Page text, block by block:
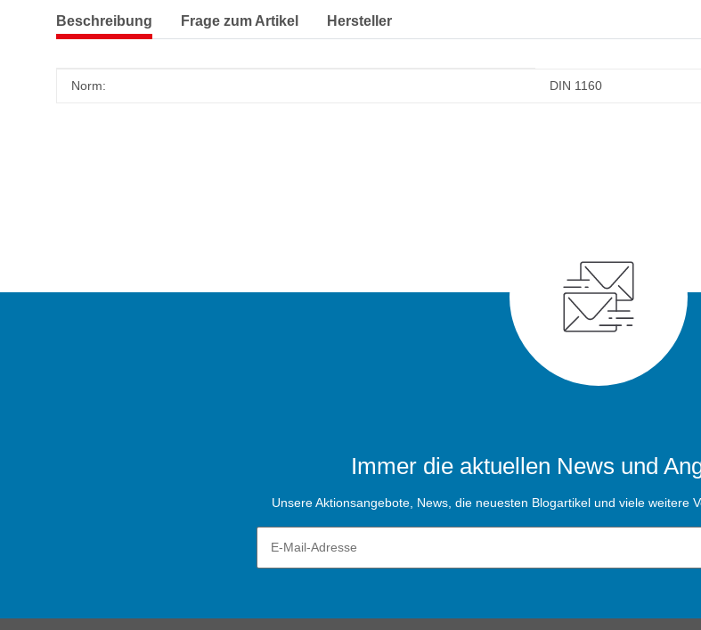
Beschreibung Frage zum Artikel Hersteller
Produkteigenschaft
Wert
Norm: DIN 1160
Immer die aktuellen News und
Unsere Aktionsangebote, News, die neuesten Blogartikel und viele weitere